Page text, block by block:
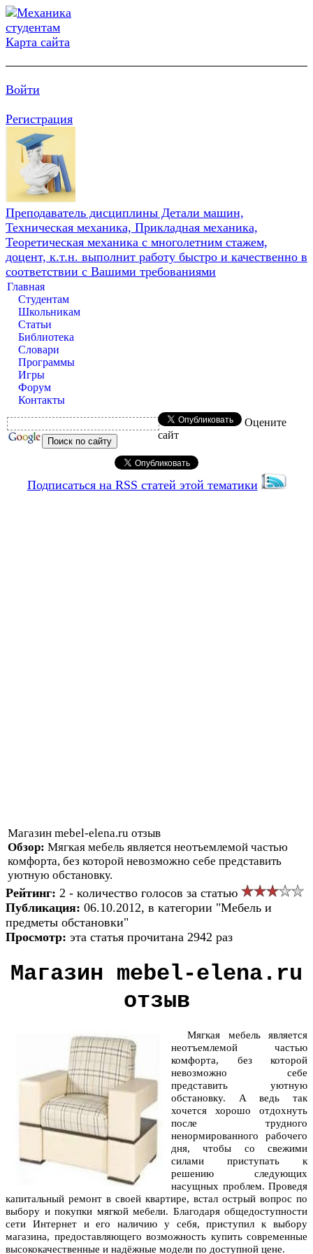
Карта сайта
Войти
Регистрация
Преподаватель дисциплины Детали машин,
Техническая механика, Прикладная механика,
Теоретическая механика с многолетним стажем,
доцент, к.т.н. выполнит работу быстро и качественно в
соответствии с Вашими требованиями
Главная
Студентам
Школьникам
Статьи
Библиотека
Словари
Программы
Игры
Форум
Контакты
Оцените
сайт
Подписаться на RSS статей этой тематики
Магазин mebel-elena.ru отзыв
Обзор: Мягкая мебель является неотъемлемой частью
комфорта, без которой невозможно себе представить
уютную обстановку.
Рейтинг: 2 - количество голосов за статью
Публикация: 06.10.2012, в категории "Мебель и
предметы обстановки"
Просмотр: эта статья прочитана 2942 раз
Магазин mebel-elena.ru
отзыв
Мягкая мебель является
неотъемлемой частью
комфорта, без которой
невозможно себе
представить уютную
обстановку. А ведь так
хочется хорошо отдохнуть
после трудного
ненормированного рабочего
дня, чтобы со свежими
силами приступать к
решению следующих
насущных проблем. Проведя
капитальный ремонт в своей квартире, встал острый вопрос по
выбору и покупки мягкой мебели. Благодаря общедоступности
сети Интернет и его наличию у себя, приступил к выбору
магазина, предоставляющего возможность купить современные
высококачественные и надёжные модели по доступной цене.